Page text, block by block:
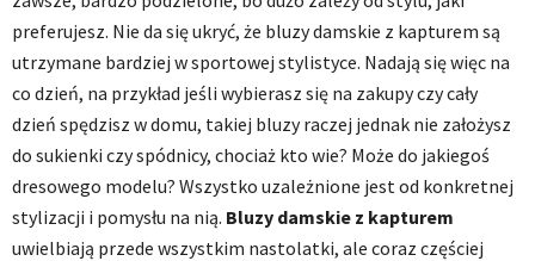
preferujesz. Nie da się ukryć, że bluzy damskie z kapturem są
utrzymane bardziej w sportowej stylistyce. Nadają się więc na
co dzień, na przykład jeśli wybierasz się na zakupy czy cały
dzień spędzisz w domu, takiej bluzy raczej jednak nie założysz
do sukienki czy spódnicy, chociaż kto wie? Może do jakiegoś
dresowego modelu? Wszystko uzależnione jest od konkretnej
stylizacji i pomysłu na nią. Bluzy damskie z kapturem
uwielbiają przede wszystkim nastolatki, ale coraz częściej